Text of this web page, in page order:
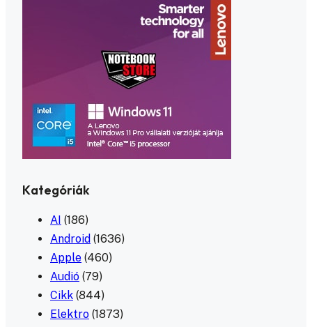
Kategóriák
AI (186)
Android (1636)
Apple (460)
Audió (79)
Cikk (844)
Elektro (1873)